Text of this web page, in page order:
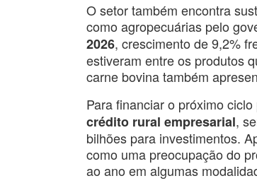
O setor também encontra
como agropecuárias pelo
2026, crescimento de 9,2%
estiveram entre os produtos
carne bovina também
Para financiar o próximo
crédito rural empresarial,
bilhões para investimentos.
como uma preocupação do
ao ano em algumas